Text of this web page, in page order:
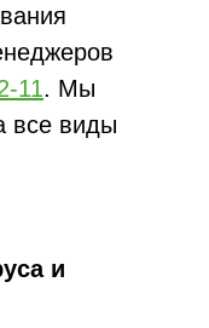
11. Мы
все виды
и